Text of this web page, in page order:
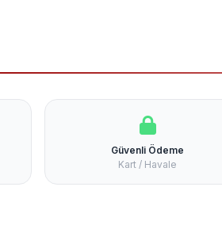
Güvenli Ödeme
Kart / Havale